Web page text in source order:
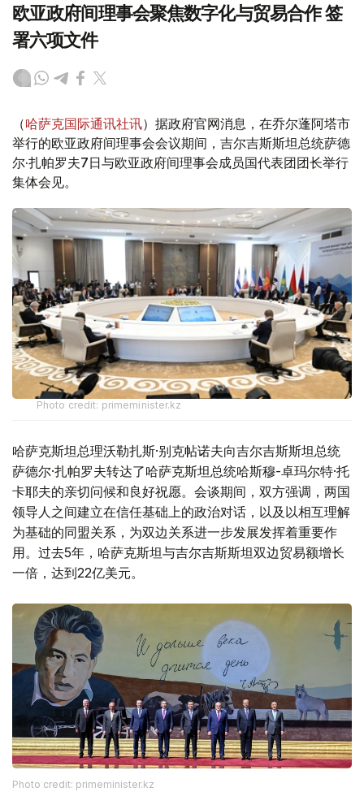
欧亚政府间理事会聚焦数字化与贸易合作 签
署六项文件
（哈萨克国际通讯社讯）据政府官网消息，在乔尔蓬阿塔市
举行的欧亚政府间理事会会议期间，吉尔吉斯斯坦总统萨德
尔·扎帕罗夫7日与欧亚政府间理事会成员国代表团团长举行
集体会见。
Photo credit: primeminister.kz
哈萨克斯坦总理沃勒扎斯·别克帖诺夫向吉尔吉斯斯坦总统
萨德尔·扎帕罗夫转达了哈萨克斯坦总统哈斯穆-卓玛尔特·托
卡耶夫的亲切问候和良好祝愿。会谈期间，双方强调，两国
领导人之间建立在信任基础上的政治对话，以及以相互理解
为基础的同盟关系，为双边关系进一步发展发挥着重要作
用。过去5年，哈萨克斯坦与吉尔吉斯斯坦双边贸易额增长
一倍，达到22亿美元。
Photo credit: primeminister.kz